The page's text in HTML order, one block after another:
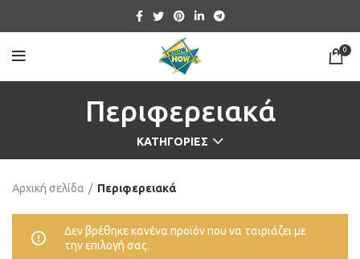
0
Περιφερειακά
ΚΑΤΗΓΟΡΊΕΣ
Αρχική σελίδα Περιφερειακά
Δεν βρέθηκε κανένα προϊόν που να ταιριάζει με
την επιλογή σας.